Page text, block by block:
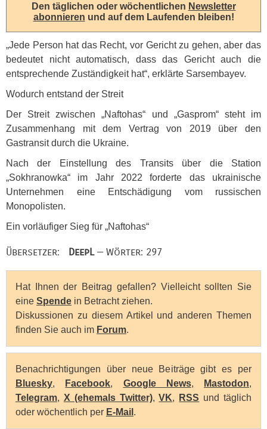
Den täglichen oder wöchentlichen Newsletter
abonnieren und auf dem Laufenden bleiben!
„Jede Person hat das Recht, vor Gericht zu gehen, aber das
bedeutet nicht automatisch, dass das Gericht auch die
entsprechende Zuständigkeit hat“, erklärte Sarsembayev.
Wodurch entstand der Streit
Der Streit zwischen „Naftohas“ und „Gasprom“ steht im
Zusammenhang mit dem Vertrag von 2019 über den
Gastransit durch die Ukraine.
Nach der Einstellung des Transits über die Station
„Sokhranowka“ im Jahr 2022 forderte das ukrainische
Unternehmen eine Entschädigung vom russischen
Monopolisten.
Ein vorläufiger Sieg für „Naftohas“
Übersetzer: DeepL— Wörter: 297
Hat Ihnen der Beitrag gefallen? Vielleicht sollten Sie
eine Spende in Betracht ziehen.
Diskussionen zu diesem Artikel und anderen Themen
finden Sie auch im Forum.
Benachrichtigungen über neue Beiträge gibt es per
Bluesky, Facebook, Google News, Mastodon,
Telegram, X (ehemals Twitter),VK, RSS und täglich
oder wöchentlich per E-Mail .